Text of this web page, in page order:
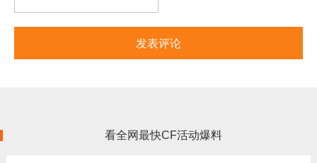
看全网最快CF活动爆料